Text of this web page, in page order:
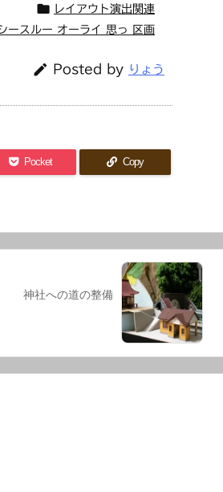
 レイアウト演出関連
ースルー オーライ 思っ 区画
 Posted by りょう
Pocket Copy
神社への道の整備